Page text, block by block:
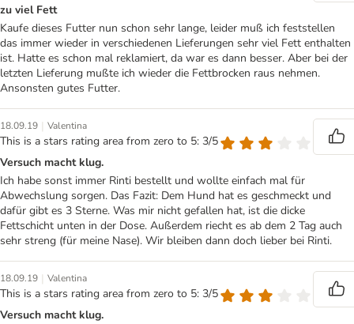
zu viel Fett
Kaufe dieses Futter nun schon sehr lange, leider muß ich feststellen
das immer wieder in verschiedenen Lieferungen sehr viel Fett enthalten
ist. Hatte es schon mal reklamiert, da war es dann besser. Aber bei der
letzten Lieferung mußte ich wieder die Fettbrocken raus nehmen.
Ansonsten gutes Futter.
18.09.19 | Valentina
This is a stars rating area from zero to 5: 3/5
Versuch macht klug.
Ich habe sonst immer Rinti bestellt und wollte einfach mal für
Abwechslung sorgen. Das Fazit: Dem Hund hat es geschmeckt und
dafür gibt es 3 Sterne. Was mir nicht gefallen hat, ist die dicke
Fettschicht unten in der Dose. Außerdem riecht es ab dem 2 Tag auch
sehr streng (für meine Nase). Wir bleiben dann doch lieber bei Rinti.
18.09.19 | Valentina
This is a stars rating area from zero to 5: 3/5
Versuch macht klug.